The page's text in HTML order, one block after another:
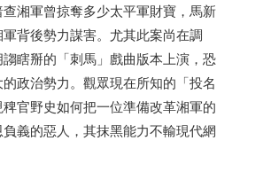
湘軍曾掠奪多少太平軍財寶，馬新
背後勢力謀害。尤其此案尚在調
瞎掰的「刺馬」戲曲版本上演，恐
政治勢力。觀眾現在所知的「投名
官野史如何把一位準備改革湘軍的
義的惡人，其抹黑能力不輸現代網